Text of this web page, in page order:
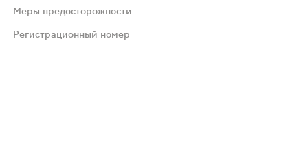
передозировки могут развиться после
Меры предосторожности
Регистрационный номер